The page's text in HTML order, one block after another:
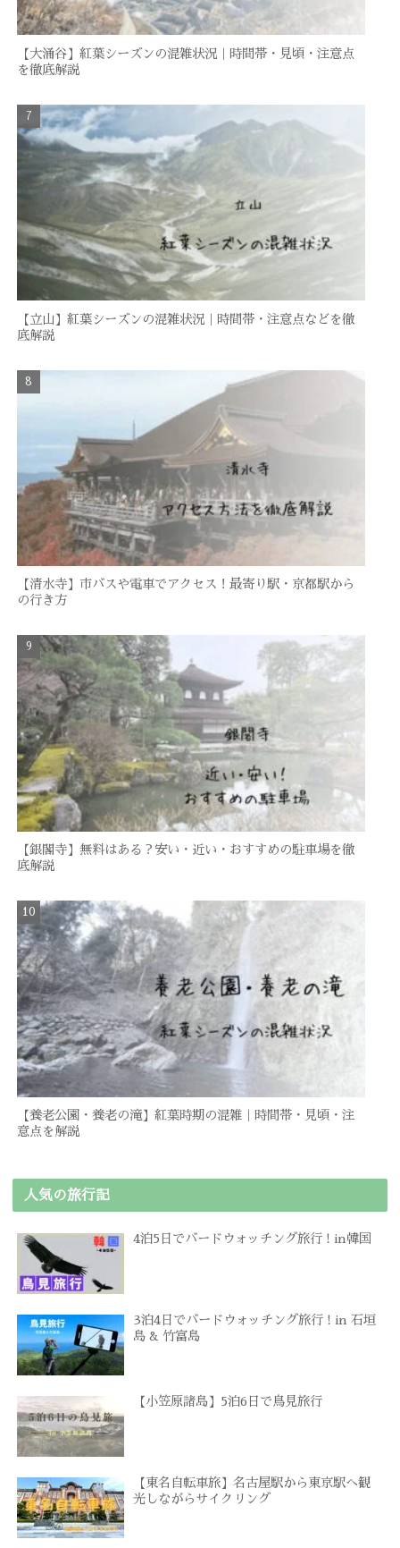
【大涌谷】紅葉シーズンの混雑状況｜時間帯・見頃・注意点
を徹底解説
【立山】紅葉シーズンの混雑状況｜時間帯・注意点などを徹
底解説
【清水寺】市バスや電車でアクセス！最寄り駅・京都駅から
の行き方
【銀閣寺】無料はある？安い・近い・おすすめの駐車場を徹
底解説
【養老公園・養老の滝】紅葉時期の混雑｜時間帯・見頃・注
意点を解説
人気の旅行記
4泊5日でバードウォッチング旅行 ! in韓国
3泊4日でバードウォッチング旅行 ! in 石垣
島 & 竹富島
【小笠原諸島】5泊6日で鳥見旅行
【東名自転車旅】名古屋駅から東京駅へ観
光しながらサイクリング